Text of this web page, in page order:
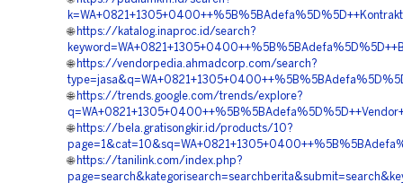
🌐 https://katalog.inaproc.id/search?
🌐 https://vendorpedia.ahmadcorp.com/search?
🌐 https://trends.google.com/trends/explore?
🌐 https://bela.gratisongkir.id/products/10?
🌐 https://tanilink.com/index.php?